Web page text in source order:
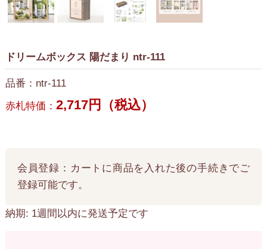
ドリームボックス 陽だまり ntr-111
品番：ntr-111
赤札特価： 2,717円（税込）
会員登録：カートに商品を入れた後の手続きでご
登録可能です。
納期: 1週間以内に発送予定です